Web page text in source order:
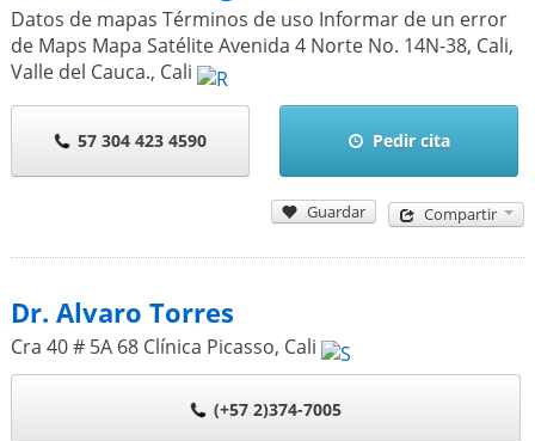
Datos de mapas Términos de uso Informar de un error
de Maps Mapa Satélite Avenida 4 Norte No. 14N-38, Cali,
Valle del Cauca., Cali
57 304 423 4590 Pedir cita
Guardar Compartir
Dr. Alvaro Torres
Cra 40 # 5A 68 Clínica Picasso, Cali
(+57 2)374-7005